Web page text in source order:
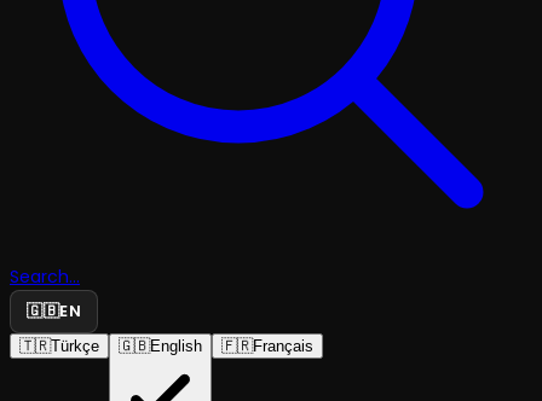
Search...
🇬🇧EN
🇹🇷Türkçe 🇬🇧English 🇫🇷Français